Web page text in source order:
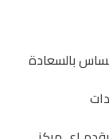
بالسعادة